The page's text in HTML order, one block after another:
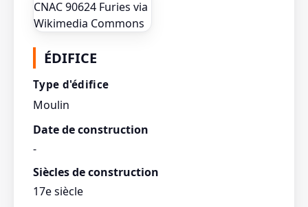
ÉDIFICE
Type d'édifice
Moulin
Date de construction
-
Siècles de construction
17e siècle